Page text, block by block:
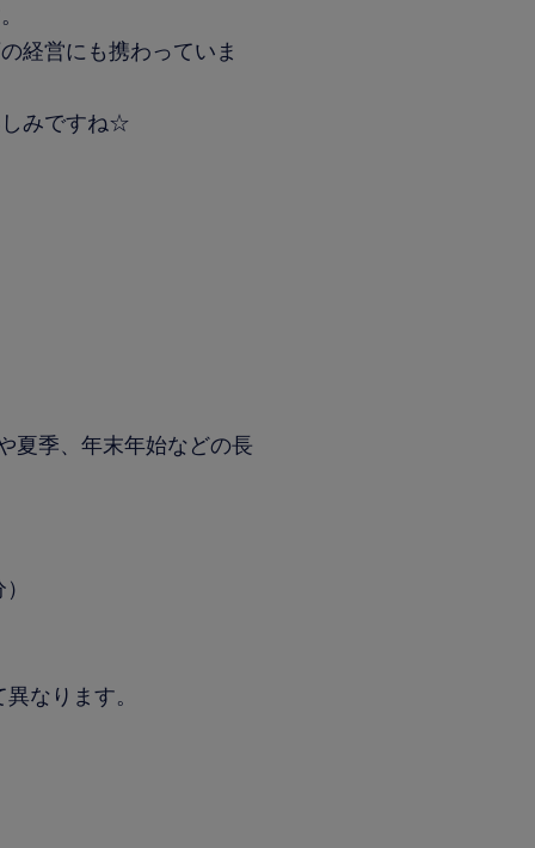
経営にも携わっていま
しみですね☆
夏季、年末年始などの長
なります。